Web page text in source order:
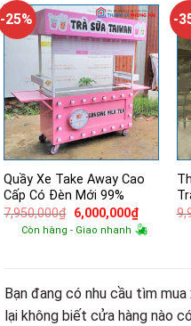
-25%
Quầy Xe Take Away Cao
Cấp Có Đèn Mới 99%
7,950,000₫ Giá
gốc
là:
6,000,000₫Giá
hiện
tại
Còn hàng - Giao nhanh
-
Bạn đang có nhu cầu tìm mua
lại không biết cửa hàng nào